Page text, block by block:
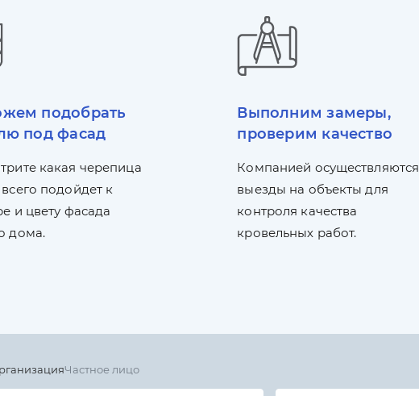
подобрать
под фасад
какая черепица
подойдет к
и цвету фасада
дома.
Выполним замеры,
проверим качество
Компанией осуществляются
выезды на объекты для
контроля качества
кровельных работ.
Частное лицо